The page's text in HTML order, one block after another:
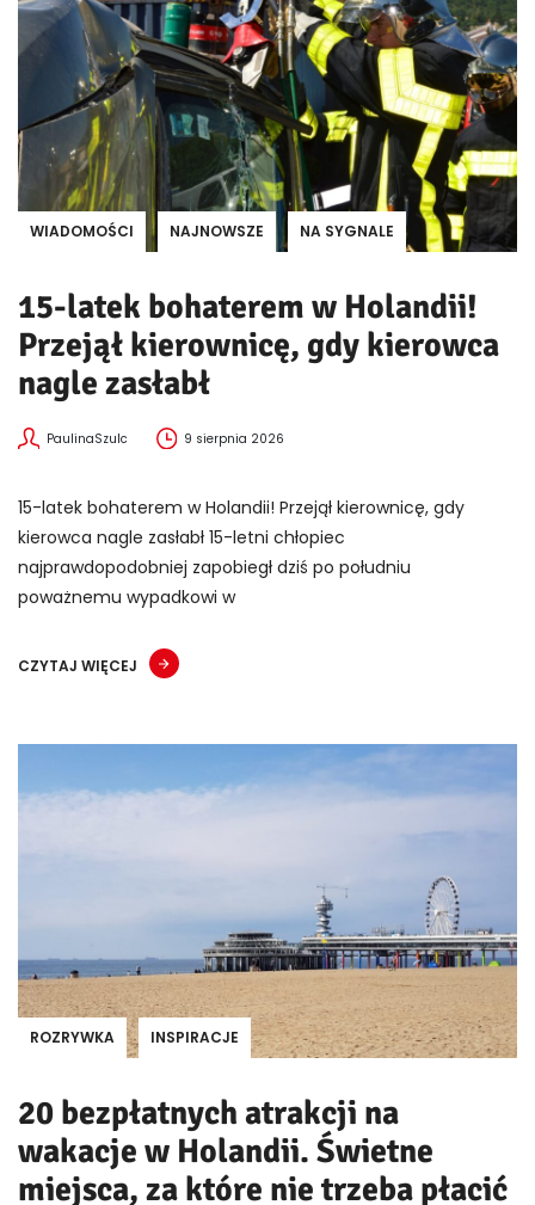
WIADOMOŚCI NAJNOWSZE NA SYGNALE
15-latek bohaterem w Holandii!
Przejął kierownicę, gdy kierowca
nagle zasłabł
PaulinaSzulc 9 sierpnia 2026
15-latek bohaterem w Holandii! Przejął kierownicę, gdy
kierowca nagle zasłabł 15-letni chłopiec
najprawdopodobniej zapobiegł dziś po południu
poważnemu wypadkowi w
CZYTAJ WIĘCEJ
ROZRYWKA INSPIRACJE
20 bezpłatnych atrakcji na
wakacje w Holandii. Świetne
miejsca, za które nie trzeba płacić